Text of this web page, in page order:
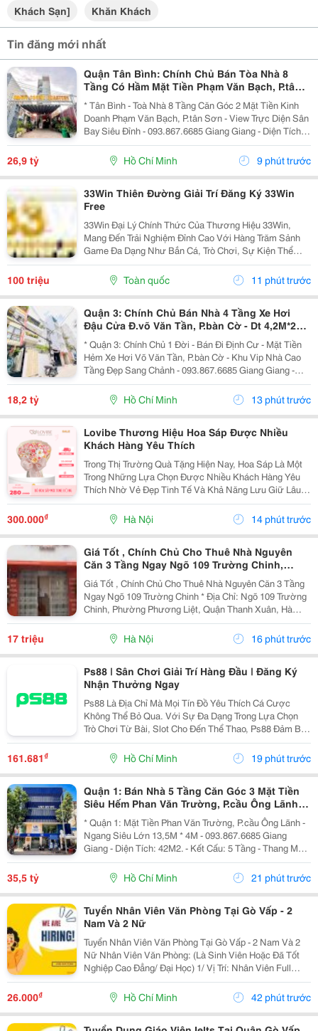
Khách Sạn]
Khăn Khách
Tin đăng mới nhất
Quận Tân Bình: Chính Chủ Bán Tòa Nhà 8
Tầng Có Hầm Mặt Tiền Phạm Văn Bạch, P.tân
Sơn- View Trực Diện Ngắm Máy Bay Đỉnh- Dt
* Tân Bình - Toà Nhà 8 Tầng Căn Góc 2 Mặt Tiền Kinh
Doanh Phạm Văn Bạch, P.tân Sơn - View Trực Diện Sân
Bay Siêu Đỉnh - 093.867.6685 Giang Giang - Diện Tích:
88,4M2 - Ngang 7,5M * 21M. - Kết Cấu: 1 Hầm - 1 Lửng -
6 Tầng - Sân Thượng - Thang Máy...
26,9 tỷ Hồ Chí Minh 9 phút trước
33Win Thiên Đường Giải Trí Đăng Ký 33Win
Free
33Win Đại Lý Chính Thức Của Thương Hiệu 33Win,
Mang Đến Trải Nghiệm Đỉnh Cao Với Hàng Trăm Sảnh
Game Đa Dạng Như Bắn Cá, Trò Chơi, Sự Kiện Thể
Thao, Xổ Số, Game Bài Và Hơn Thế Nữa. Người Chơi
Còn Nhận Được Nhiều Ưu Đãi Hấp Dẫn Và Phần
Thưởng Giá Trị....
100 triệu Toàn quốc 11 phút trước
Quận 3: Chính Chủ Bán Nhà 4 Tầng Xe Hơi
Đậu Cửa Đ.võ Văn Tần, P.bàn Cờ - Dt 4,2M*22M
Sh Vuông Đẹp - Giá Chào Tốt Chỉ 18,2T-
* Quận 3: Chính Chủ 1 Đời - Bán Đi Định Cư - Mặt Tiền
Hẻm Xe Hơi Võ Văn Tần, P.bàn Cờ - Khu Vip Nhà Cao
Tầng Đẹp Sang Chảnh - 093.867.6685 Giang Giang -
Diện Tích: 82M2 - Ngang 3,8M Nở Hậu 4,2M * 22M. -
Kết Cấu: 4 Tầng - Sân Thượng - 4Pn - 5Wc. -...
18,2 tỷ Hồ Chí Minh 13 phút trước
Lovibe Thương Hiệu Hoa Sáp Được Nhiều
Khách Hàng Yêu Thích
Trong Thị Trường Quà Tặng Hiện Nay, Hoa Sáp Là Một
Trong Những Lựa Chọn Được Nhiều Khách Hàng Yêu
Thích Nhờ Vẻ Đẹp Tinh Tế Và Khả Năng Lưu Giữ Lâu
Dài. Trong Số Những Thương Hiệu Nổi Bật, Lovibe
Đang Dần Trở Thành Cái Tên Được Nhiều Người Lựa
Chọn...
300.000₫ Hà Nội 14 phút trước
Giá Tốt , Chính Chủ Cho Thuê Nhà Nguyên
Căn 3 Tầng Ngay Ngõ 109 Trường Chinh,
Thanh Xuân, Hà Nội
Giá Tốt , Chính Chủ Cho Thuê Nhà Nguyên Căn 3 Tầng
Ngay Ngõ 109 Trường Chinh * Địa Chỉ: Ngõ 109 Trường
Chinh, Phường Phương Liệt, Quận Thanh Xuân, Hà
Nội. - Nhà Nằm Tại Vị Trí Đẹp, Đường Ô Tô Tránh,
Thuận Tiện Vừa Ở Vừa Kinh Doanh Hoặc Làm Văn...
17 triệu Hà Nội 16 phút trước
Ps88 | Sân Chơi Giải Trí Hàng Đầu | Đăng Ký
Nhận Thưởng Ngay
Ps88 Là Địa Chỉ Mà Mọi Tín Đồ Yêu Thích Cá Cược
Không Thể Bỏ Qua. Với Sự Đa Dạng Trong Lựa Chọn
Trò Chơi Từ Bài, Slot Cho Đến Thể Thao, Ps88 Đảm Bảo
Mang Đến Những Giây Phút Thư Giãn Đầy Thú Vị Cho
Người Chơi. Chúng Tôi Cam Kết Cung Cấp Dịch Vụ
Chăm...
161.681₫ Hồ Chí Minh 19 phút trước
Quận 1: Bán Nhà 5 Tầng Căn Góc 3 Mặt Tiền
Siêu Hếm Phan Văn Trường, P.cầu Ông Lãnh-
Dt 13M*4M- Chính Chủ Chào Giá Tốt
* Quận 1: Mặt Tiền Phan Văn Trường, P.cầu Ông Lãnh -
Ngang Siêu Lớn 13,5M * 4M - 093.867.6685 Giang
Giang - Diện Tích: 42M2. - Kết Cấu: 5 Tầng - Thang Máy
- Từ Lầu 2 Xây Vươn Ban Công Ra Rộng 4,5M - Các
Tầng Đều Thiết Kế Làm Vp Cty. - Đang Sẵn...
35,5 tỷ Hồ Chí Minh 21 phút trước
Tuyển Nhân Viên Văn Phòng Tại Gò Vấp - 2
Nam Và 2 Nữ
Tuyển Nhân Viên Văn Phòng Tại Gò Vấp - 2 Nam Và 2
Nữ Nhân Viên Văn Phòng: (Là Sinh Viên Hoặc Đã Tốt
Nghiệp Cao Đẳng/ Đại Học) 1/ Vị Trí: Nhân Viên Full
Time (2 Nam 2 Nữ) Ca Làm: 13:00 Đến 21:00 (1 Tháng
Được Nghỉ Phép 1 Ngày, Và Hưởng Các Ngày...
26.000₫ Hồ Chí Minh 42 phút trước